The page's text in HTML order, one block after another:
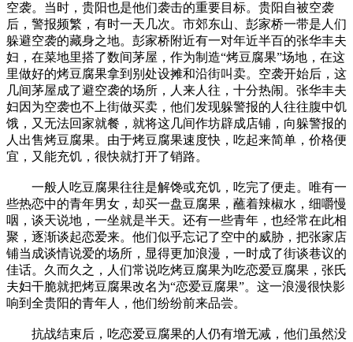
空袭。当时，贵阳也是他们袭击的重要目标。贵阳自被空袭
后，警报频繁，有时一天几次。市郊东山、彭家桥一带是人们
躲避空袭的藏身之地。彭家桥附近有一对年近半百的张华丰夫
妇，在菜地里搭了数间茅屋，作为制造“烤豆腐果”场地，在这
里做好的烤豆腐果拿到别处设摊和沿街叫卖。空袭开始后，这
几间茅屋成了避空袭的场所，人来人往，十分热闹。张华丰夫
妇因为空袭也不上街做买卖，他们发现躲警报的人往往腹中饥
饿，又无法回家就餐，就将这几间作坊辟成店铺，向躲警报的
人出售烤豆腐果。由于烤豆腐果速度快，吃起来简单，价格便
宜，又能充饥，很快就打开了销路。
一般人吃豆腐果往往是解馋或充饥，吃完了便走。唯有一
些热恋中的青年男女，却买一盘豆腐果，蘸着辣椒水，细嚼慢
咽，谈天说地，一坐就是半天。还有一些青年，也经常在此相
聚，逐渐谈起恋爱来。他们似乎忘记了空中的威胁，把张家店
铺当成谈情说爱的场所，显得更加浪漫，一时成了街谈巷议的
佳话。久而久之，人们常说吃烤豆腐果为吃恋爱豆腐果，张氏
夫妇干脆就把烤豆腐果改名为“恋爱豆腐果”。这一浪漫很快影
响到全贵阳的青年人，他们纷纷前来品尝。
抗战结束后，吃恋爱豆腐果的人仍有增无减，他们虽然没